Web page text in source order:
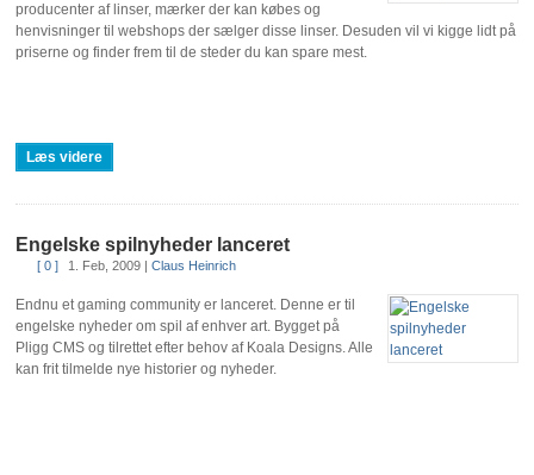
producenter af linser, mærker der kan købes og
henvisninger til webshops der sælger disse linser. Desuden vil vi kigge lidt på
priserne og finder frem til de steder du kan spare mest.
Læs videre
Engelske spilnyheder lanceret
[ 0 ] 1. Feb, 2009 |Claus Heinrich
Endnu et gaming community er lanceret. Denne er til
engelske nyheder om spil af enhver art. Bygget på
Pligg CMS og tilrettet efter behov af Koala Designs. Alle
kan frit tilmelde nye historier og nyheder.